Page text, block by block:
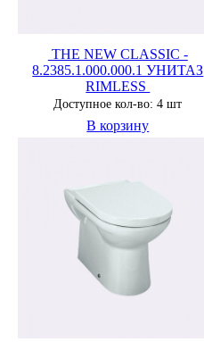
THE NEW CLASSIC -
8.2385.1.000.000.1 УНИТАЗ
RIMLESS
Доступное кол-во: 4 шт
В корзину